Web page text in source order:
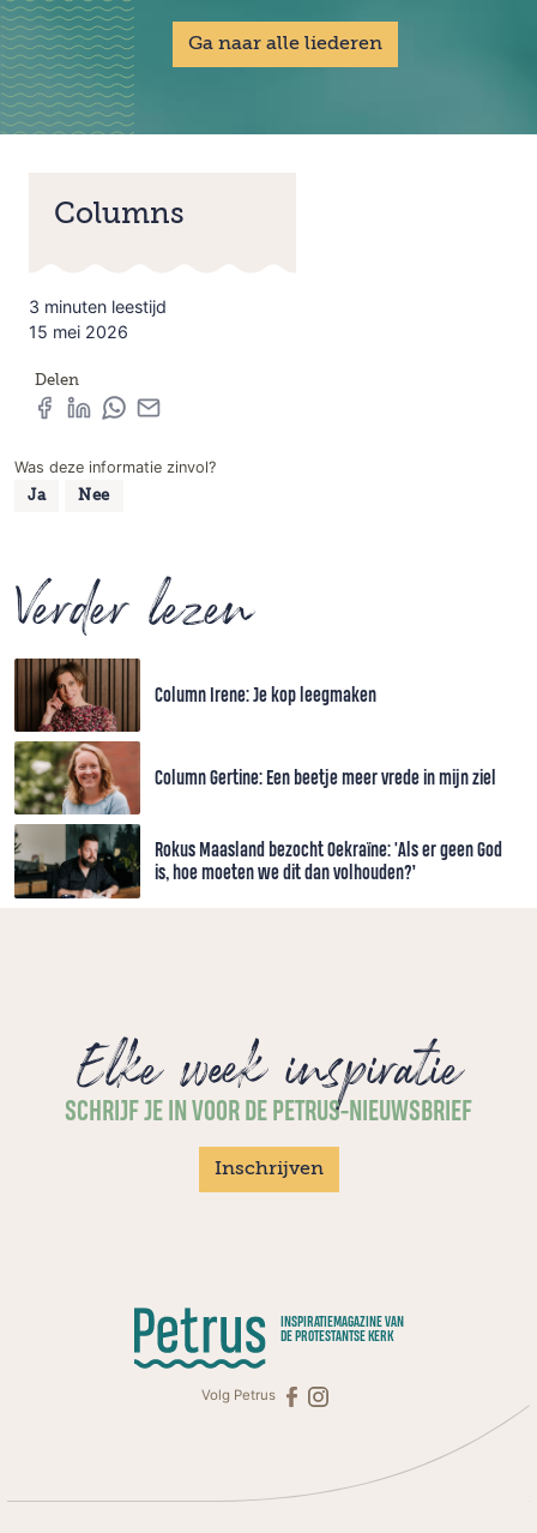
Ga naar alle liederen
Columns
3 minuten leestijd
15 mei 2026
Delen
Was deze informatie zinvol?
Ja Nee
Verder lezen
Column Irene: Je kop leegmaken
Column Gertine: Een beetje meer vrede in mijn ziel
Rokus Maasland bezocht Oekraïne: 'Als er geen God
is, hoe moeten we dit dan volhouden?’
Elke week inspiratie
SCHRIJF JE IN VOOR DE PETRUS-NIEUWSBRIEF
Inschrijven
INSPIRATIEMAGAZINE VAN
DE PROTESTANTSE KERK
Volg Petrus